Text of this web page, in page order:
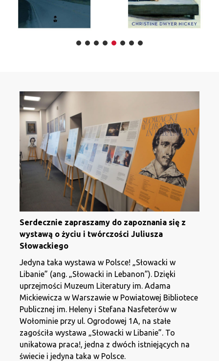
Serdecznie zapraszamy do zapoznania się z
wystawą o życiu i twórczości Juliusza
Słowackiego
Jedyna taka wystawa w Polsce! „Słowacki w
Libanie” (ang. „Słowacki in Lebanon”). Dzięki
uprzejmości Muzeum Literatury im. Adama
Mickiewicza w Warszawie w Powiatowej Bibliotece
Publicznej im. Heleny i Stefana Nasfeterów w
Wołominie przy ul. Ogrodowej 1A, na stałe
zagościła wystawa „Słowacki w Libanie”. To
unikatowa praca!, jedna z dwóch istniejących na
świecie i jedyna taka w Polsce.